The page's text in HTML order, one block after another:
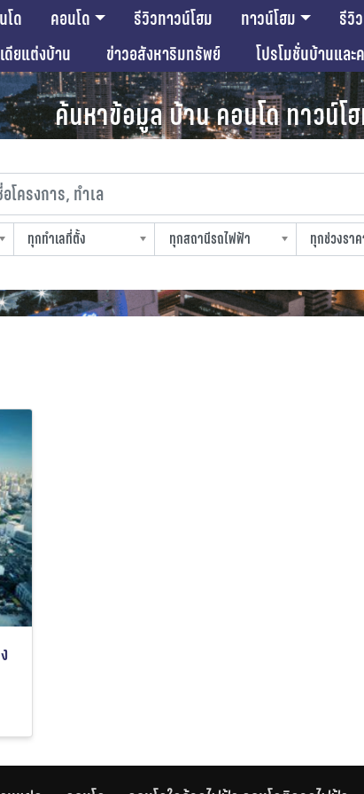
โด คอนโด รีวิวทาวน์โฮม ทาวน์โฮม รีวิ
ดียแต่งบ้าน ข่าวอสังหาริมทรัพย์ โปรโมชั่นบ้านและ
ค้นหาข้อมูล บ้าน คอนโด ทาวน์โ
งการ, ทำเล
ทุกทำเลที่ตั้ง
ทุกสถานีรถไฟฟ้า
ทุกช่วงรา